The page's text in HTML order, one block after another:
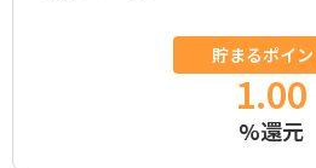
貯まるポイ
1.00
%還元